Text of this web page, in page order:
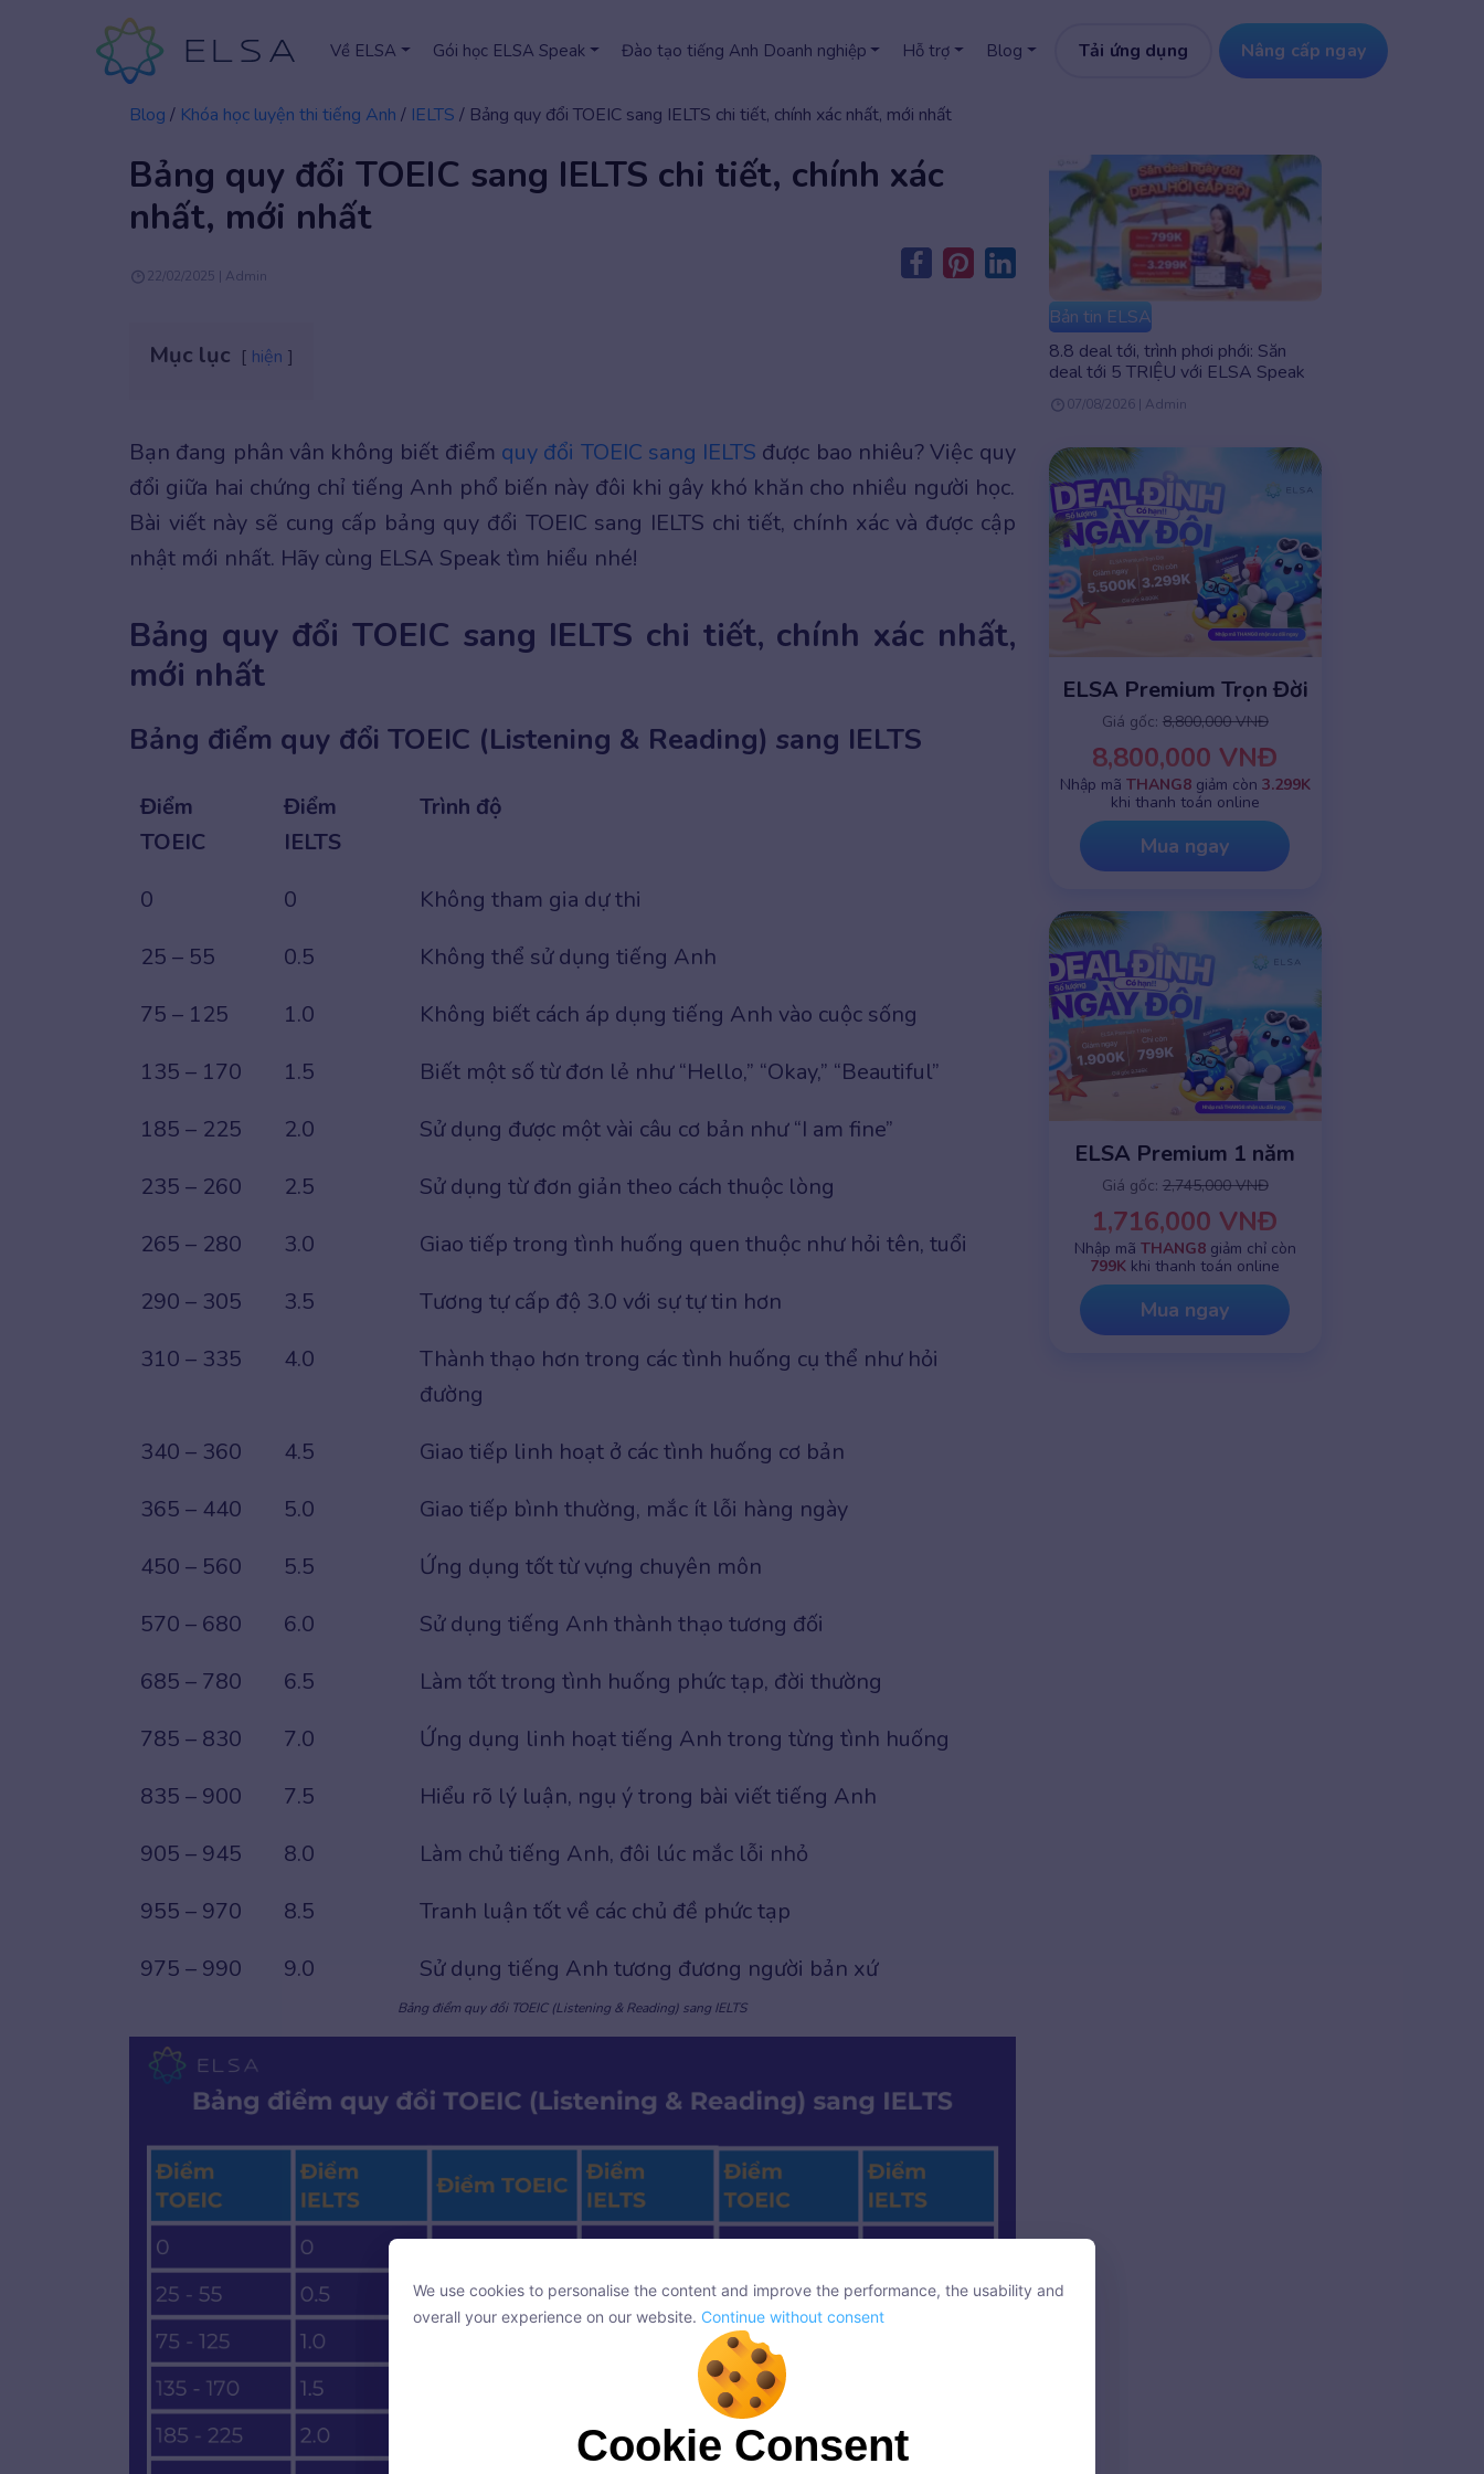
Về ELSA Gói học ELSA Speak Đào tạo tiếng Anh Doanh nghiệp Hỗ trợ Blog Tải ứng dụng Nâng cấp ngay
Blog / Khóa học luyện thi tiếng Anh / IELTS / Bảng quy đổi TOEIC sang IELTS chi tiết, chính xác nhất, mới nhất
Bảng quy đổi TOEIC sang IELTS chi tiết, chính xác
nhất, mới nhất
22/02/2025 | Admin
Mục lục hiện
Bạn đang phân vân không biết điểm quy đổi TOEIC sang IELTS được bao nhiêu? Việc quy
đổi giữa hai chứng chỉ tiếng Anh phổ biến này đôi khi gây khó khăn cho nhiều người học.
Bài viết này sẽ cung cấp bảng quy đổi TOEIC sang IELTS chi tiết, chính xác và được cập
nhật mới nhất. Hãy cùng ELSA Speak tìm hiểu nhé!
Bảng quy đổi TOEIC sang IELTS chi tiết, chính xác nhất,
mới nhất
Bảng điểm quy đổi TOEIC (Listening & Reading) sang IELTS
Điểm
TOEIC
Điểm
IELTS
Trình độ
0 0
Không tham gia dự thi
25 – 55
0.5
Không thể sử dụng tiếng Anh
75 – 125
1.0
Không biết cách áp dụng tiếng Anh vào cuộc sống
135 – 170
1.5
Biết một số từ đơn lẻ như “Hello,” “Okay,” “Beautiful”
185 – 225
2.0
Sử dụng được một vài câu cơ bản như “I am fine”
235 – 260
2.5
Sử dụng từ đơn giản theo cách thuộc lòng
265 – 280
3.0
Giao tiếp trong tình huống quen thuộc như hỏi tên, tuổi
290 – 305
3.5
Tương tự cấp độ 3.0 với sự tự tin hơn
310 – 335
4.0
Thành thạo hơn trong các tình huống cụ thể như hỏi
đường
340 – 360
4.5
Giao tiếp linh hoạt ở các tình huống cơ bản
365 – 440
5.0
Giao tiếp bình thường, mắc ít lỗi hàng ngày
450 – 560
5.5
Ứng dụng tốt từ vựng chuyên môn
570 – 680
6.0
Sử dụng tiếng Anh thành thạo tương đối
685 – 780
6.5
Làm tốt trong tình huống phức tạp, đời thường
785 – 830
7.0
Ứng dụng linh hoạt tiếng Anh trong từng tình huống
835 – 900
7.5
Hiểu rõ lý luận, ngụ ý trong bài viết tiếng Anh
905 – 945
8.0
Làm chủ tiếng Anh, đôi lúc mắc lỗi nhỏ
955 – 970
8.5
Tranh luận tốt về các chủ đề phức tạp
975 – 990
9.0 Sử dụng tiếng Anh tương đương người bản xứ
Bảng điểm quy đổi TOEIC (Listening & Reading) sang IELTS
Bản tin ELSA
8.8 deal tới, trình phơi phới: Săn
deal tới 5 TRIỆU với ELSA Speak
07/08/2026 | Admin
ELSA Premium Trọn Đời
Giá gốc: 8,800,000 VNĐ
8,800,000 VNĐ
Nhập mã THANG8giảm còn 3.299K
khi thanh toán online
Mua ngay
ELSA Premium 1 năm
Giá gốc: 2,745,000 VNĐ
1,716,000 VNĐ
Nhập mã THANG8giảm chỉ còn
799K khi thanh toán online
Mua ngay
We use cookies to personalise the content and improve the performance, the usability and
overall your experience on our website.
Continue without consent
Cookie Consent
We use cookies to personalise the content and improve the performance, the usability and
overall your experience on our website. Continue without consent
Cookie Consent